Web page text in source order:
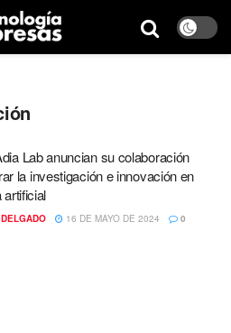
Lab anuncian su colaboración
la investigación e innovación en
artificial
16 DE MAYO DE 2024 0